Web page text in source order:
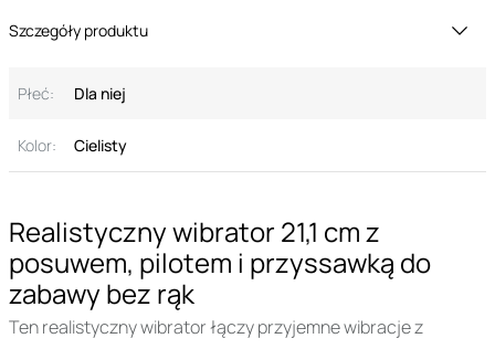
Realistyczny wibrator 21,1 cm z
posuwem, pilotem i przyssawką do
zabawy bez rąk
Ten realistyczny wibrator łączy przyjemne wibracje z
Szczegóły produktu
Płeć: Dla niej
Kolor: Cielisty